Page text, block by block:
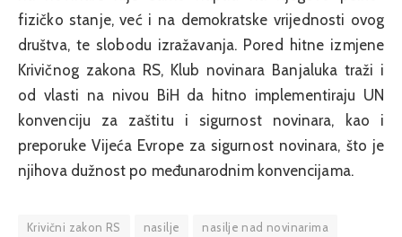
fizičko stanje, već i na demokratske vrijednosti ovog
društva, te slobodu izražavanja. Pored hitne izmjene
Krivičnog zakona RS, Klub novinara Banjaluka traži i
od vlasti na nivou BiH da hitno implementiraju UN
konvenciju za zaštitu i sigurnost novinara, kao i
preporuke Vijeća Evrope za sigurnost novinara, što je
njihova dužnost po međunarodnim konvencijama.
Krivični zakon RS nasilje
nasilje nad novinarima